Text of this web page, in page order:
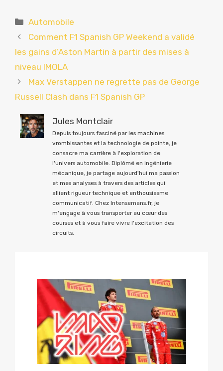
Catégories
Automobile
Comment F1 Spanish GP Weekend a validé
les gains d’Aston Martin à partir des mises à
niveau IMOLA
Max Verstappen ne regrette pas de George
Russell Clash dans F1 Spanish GP
Jules Montclair
Depuis toujours fasciné par les machines
vrombissantes et la technologie de pointe, je
consacre ma carrière à l'exploration de
l'univers automobile. Diplômé en ingénierie
mécanique, je partage aujourd'hui ma passion
et mes analyses à travers des articles qui
allient rigueur technique et enthousiasme
communicatif. Chez Intensemans.fr, je
m'engage à vous transporter au cœur des
courses et à vous faire vivre l'excitation des
circuits.